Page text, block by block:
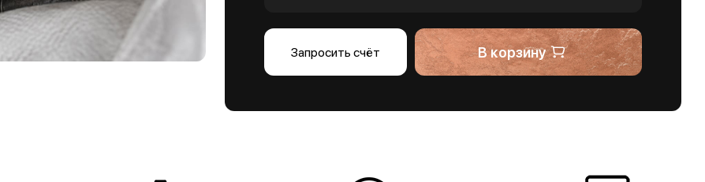
Запросить счёт В корзину